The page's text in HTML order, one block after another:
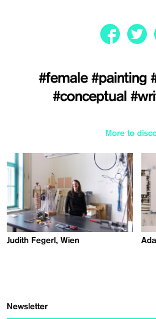
#female #painting
#conceptual
More to
Judith Fegerl, Wien
Newsletter